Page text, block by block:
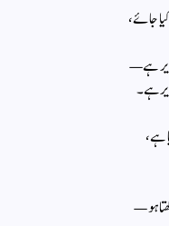
جائے،
ہے—
ہے۔
ہے،
ہو—